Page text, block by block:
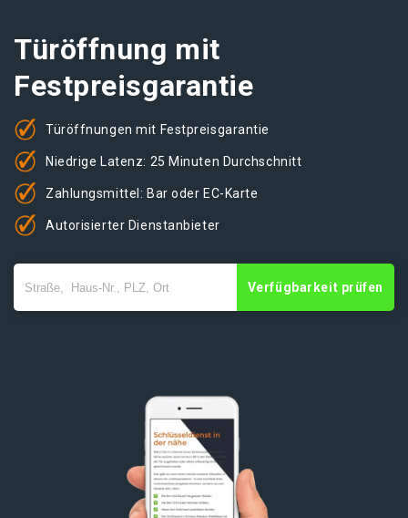
Türöffnung mit
Festpreisgarantie
Türöffnungen mit Festpreisgarantie
Niedrige Latenz: 25 Minuten Durchschnitt
Zahlungsmittel: Bar oder EC-Karte
Autorisierter Dienstanbieter
Verfügbarkeit prüfen